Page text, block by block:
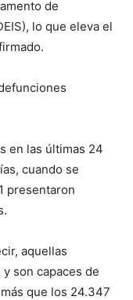
de
lo que eleva el
en las últimas 24
cuando se
presentaron
aquellas
son capaces de
que los 24.347